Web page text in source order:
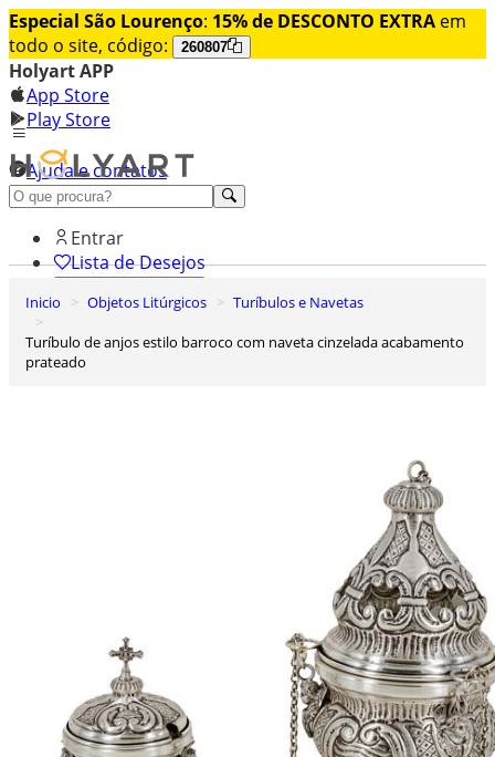
Especial São Lourenço: 15% de DESCONTO EXTRA em
todo o site, código:
260807
Holyart APP
App Store
Play Store
Ajuda e contatos
Conheça premium
Entrar
Lista de Desejos
0
Inicio Objetos Litúrgicos
Turíbulos e Navetas
Turíbulo de anjos estilo barroco com naveta cinzelada acabamento
prateado